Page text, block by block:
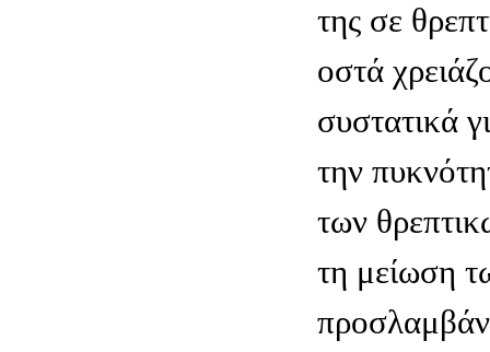
της σε
οστά
συστατικά
την
των
τη μείωση